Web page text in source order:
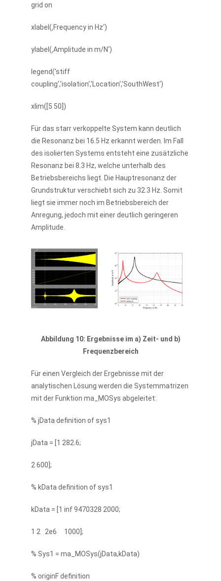
grid on
xlabel(‚Frequency in Hz‘)
ylabel(‚Amplitude in m/N‘)
legend(’stiff
coupling‘,’isolation‘,’Location‘,’SouthWest‘)
xlim([5 50])
Für das starr verkoppelte System kann deutlich
die Resonanz bei 16.5 Hz erkannt werden. Im Fall
des isolierten Systems entsteht eine zusätzliche
Resonanz bei 8.3 Hz, welche unterhalb des
Betriebsbereichs liegt. Die Hauptresonanz der
Grundstruktur verschiebt sich zu 32.3 Hz. Somit
liegt sie immer noch im Betriebsbereich der
Anregung, jedoch mit einer deutlich geringeren
Amplitude.
Abbildung 10: Ergebnisse im a) Zeit- und b)
Frequenzbereich
Für einen Vergleich der Ergebnisse mit der
analytischen Lösung werden die Systemmatrizen
mit der Funktion ma_MOSys abgeleitet:
% jData definition of sys1
jData = [1 282.6;
2 600];
% kData definition of sys1
kData = [1 inf 9470328 2000;
1 2 2e6 1000];
% Sys1 = ma_MOSys(jData,kData)
% originF definition